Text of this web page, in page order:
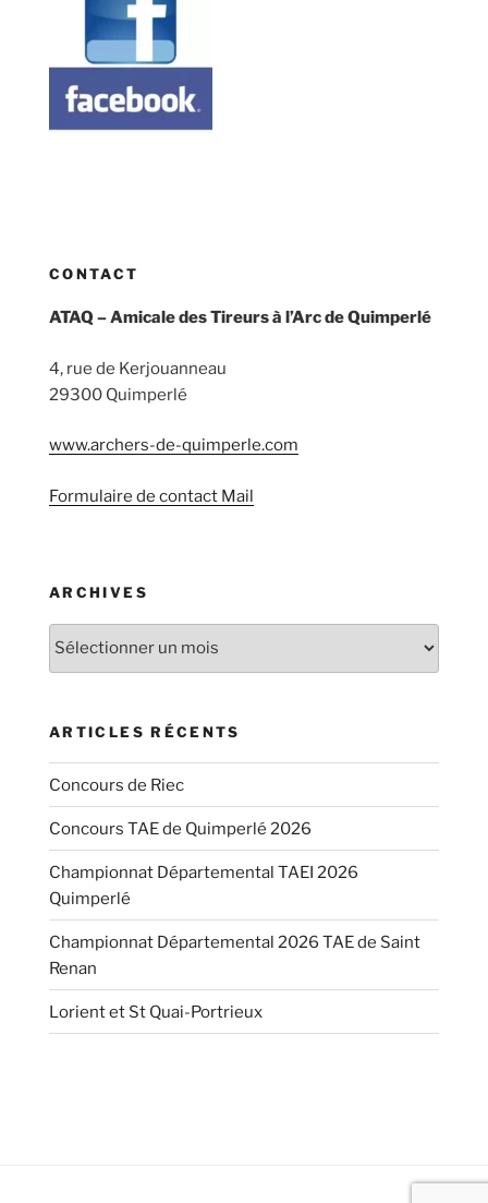
CONTACT
ATAQ – Amicale des Tireurs à l’Arc de Quimperlé
4, rue de Kerjouanneau
29300 Quimperlé
www.archers-de-quimperle.com
Formulaire de contact Mail
ARCHIVES
Archives
ARTICLES RÉCENTS
Concours de Riec
Concours TAE de Quimperlé 2026
Championnat Départemental TAEI 2026
Quimperlé
Championnat Départemental 2026 TAE de Saint
Renan
Lorient et St Quai-Portrieux